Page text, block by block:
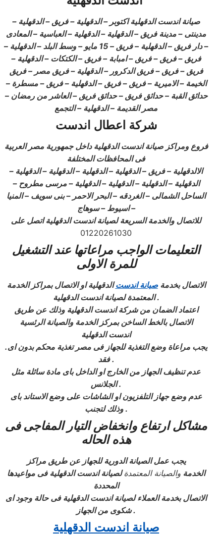
صيانة اندستالدقهليةاكتوبر – الدقهلية – فريق – الدقهلية –
مدينتى – مدينة فريق – الدقهلية – الدقهلية – العباسية – المعادى
– دار فريق – الدقهلية – فريق – 15 مايو – وسط البلد – الدقهلية –
فريق – فريق – فريق – امبابة – فريق – الكتكات – الدقهلية –
فريق – فريق – فريق الدكرور – الدقهلية – فريق مصر – فريق
الخيمة – الاميرية – فريق – فريق – الدقهلية – فريق – مسطرة –
حدائق القبة – حدائق فريق – حدائق فريق – العاشر من رمضان –
مصر القديمة – الدقهلية – التجمع
شركة اعطال اندست
فروع ومراكز صيانة اندستالدقهليةداخل جمهورية مصر العربية
فى المحافظات المختلفة
الالدقهلية – فريق – الدقهلية – الدقهلية – الدقهلية – الدقهلية –
الدقهلية – الدقهلية – الدقهلية – الدقهلية – مرسى مطروح –
الساحل الشمالى – الغردقه – البحر الاحمر – بنى سويف – المنيا
– اسيوط – سوهاج
للاتصال والخدمة السريعة لصيانة اندستالدقهليةاتصل على
01220261030
التعليمات الواجب مراعاتها عند التشغيل
للمرة الاولى
الاتصال بخدمةصيانة اندست الدقهليةاو الاتصالبمراكز الخدمة
المعتمدة لصيانة اندستالدقهلية .
اعتماد الضمان من شركة اندستالدقهليةوذلك عن طريق
الاتصالبالخط الساخن بمركز الخدمة والصيانة الرئسية
اندستالدقهلية
.يجب مراعاة وضع التغذية للجهاز فى مصر تغذية محكم بدون اى
فقد .
عدم تنظيف الجهاز من الخارج او الداخل باى مادة سائلة مثل
الجلانس .
عدم وضع جهاز التلفزيون او الشاشات على وضع الاستاند باى
وذلك لتجنب .
مشاكل ارتفاع وانخفاض التيار المفاجى فى
هذه الحاله
يجب عمل الصيانة الدورية للجهاز عن طريق مراكز
الخدمة والصيانة المعتمدة لصيانة اندست الدقهلية فى مواعيدها
المحددة
الاتصال بخدمة العملاء لصيانة اندستالدقهليةفى حالة وجود اى
شكوى من الجهاز .
صيانة اندست الدقهلية